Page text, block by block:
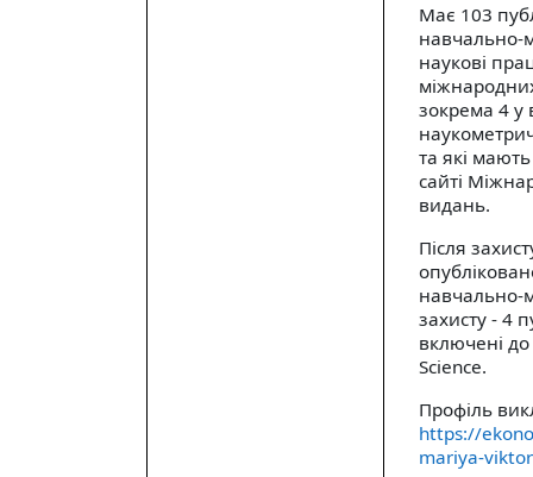
Має 103
навчально-
наукові
зокрема 4 у
та які
сайті
видань.
Після
навчально-
захисту - 4
включені
Science.
Профіль
https://
mariya-